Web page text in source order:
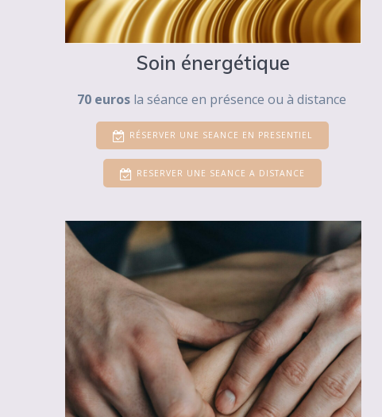
Soin énergétique
70 euros la séance en présence ou à distance
RÉSERVER UNE SEANCE EN PRESENTIEL
RESERVER UNE SEANCE A DISTANCE